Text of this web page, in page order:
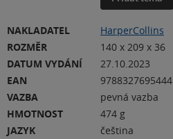
NAKLADATEL
HarperCollins
ROZMĚR
140 x 209 x 36
DATUM VYDÁNÍ
27.10.2023
EAN
9788327695444
VAZBA
pevná vazba
HMOTNOST
474 g
JAZYK
čeština